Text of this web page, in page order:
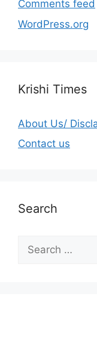
Comments feed
WordPress.org
Krishi Times
About Us/
Contact us
Search